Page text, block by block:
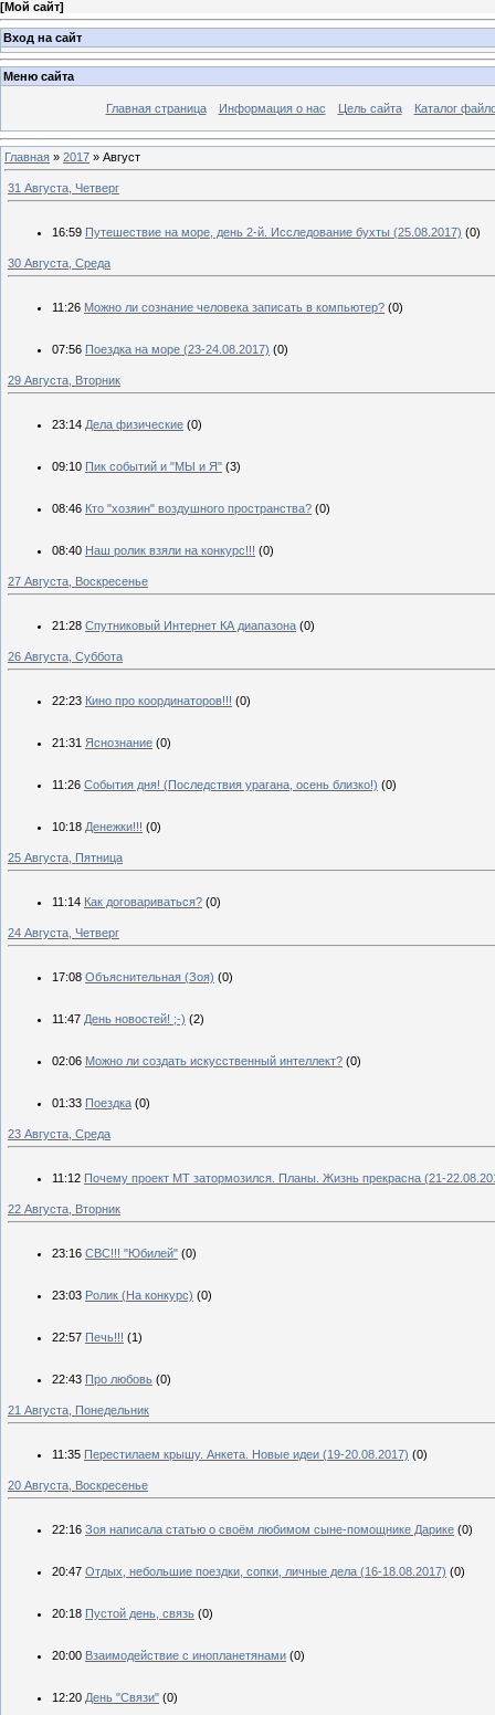
[Мой сайт]
Вход на сайт
Меню сайта
Главная страница Информация о нас Цель сайта Каталог
Главная » 2017 » Август
31 Августа, Четверг
16:59 Путешествие на море, день 2-й. Исследование бухты (25.08.2017) (0)
30 Августа, Среда
11:26 Можно ли сознание человека записать в компьютер? (0)
07:56 Поездка на море (23-24.08.2017) (0)
29 Августа, Вторник
23:14 Дела физические (0)
09:10 Пик событий и "МЫ и Я" (3)
08:46 Кто "хозяин" воздушного пространства? (0)
08:40 Наш ролик взяли на конкурс!!! (0)
27 Августа, Воскресенье
21:28 Спутниковый Интернет КА диапазона (0)
26 Августа, Суббота
22:23 Кино про координаторов!!! (0)
21:31 Яснознание (0)
11:26 События дня! (Последствия урагана, осень близко!) (0)
10:18 Денежки!!! (0)
25 Августа, Пятница
11:14 Как договариваться? (0)
24 Августа, Четверг
17:08 Объяснительная (Зоя) (0)
11:47 День новостей! ;-) (2)
02:06 Можно ли создать искусственный интеллект? (0)
01:33 Поездка (0)
23 Августа, Среда
11:12 Почему проект МТ затормозился. Планы. Жизнь прекрасна (21-
22 Августа, Вторник
23:16 СВС!!! "Юбилей" (0)
23:03 Ролик (На конкурс) (0)
22:57 Печь!!! (1)
22:43 Про любовь (0)
21 Августа, Понедельник
11:35 Перестилаем крышу. Анкета. Новые идеи (19-20.08.2017) (0)
20 Августа, Воскресенье
22:16 Зоя написала статью о своём любимом сыне-помощнике Дарике (0)
20:47 Отдых, небольшие поездки, сопки, личные дела (16-18.08.2017) (0)
20:18 Пустой день, связь (0)
20:00 Взаимодействие с инопланетянами (0)
12:20 День "Связи" (0)